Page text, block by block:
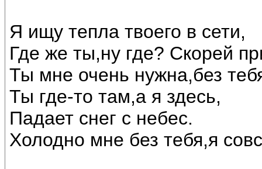
Я ищу тепла твоего в сети,
Где же ты,ну где? Скорей
Ты мне очень нужна,без
Ты где-то там,а я здесь,
Падает снег с небес.
Холодно мне без тебя,я